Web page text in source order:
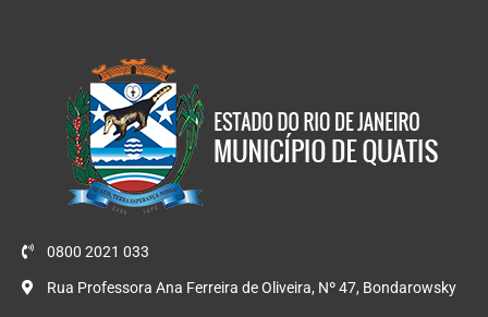
0800 2021 033
Rua Professora Ana Ferreira de Oliveira, Nº 47, Bondarowsky